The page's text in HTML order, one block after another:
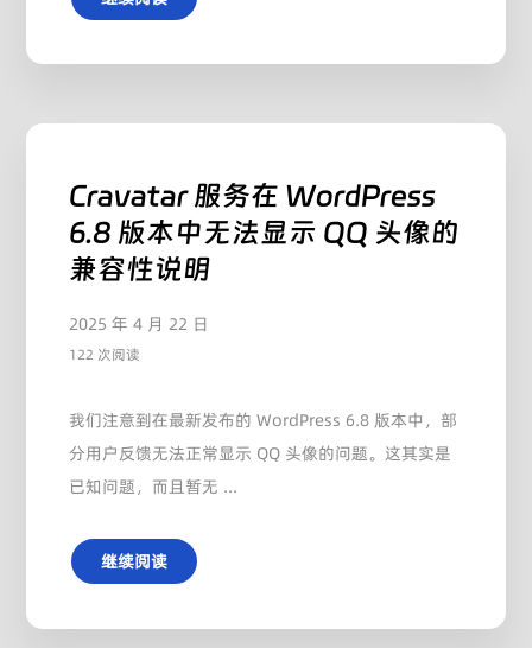
Cravatar 服务在 WordPress
6.8 版本中无法显示 QQ 头像的
兼容性说明
2025 年 4 月 22 日
122 次阅读
我们注意到在最新发布的 WordPress 6.8 版本中，部
分用户反馈无法正常显示 QQ 头像的问题。这其实是
已知问题，而且暂无 ...
继续阅读